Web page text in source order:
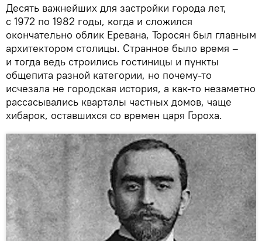
Десять важнейших для застройки города лет,
с 1972 по 1982 годы, когда и сложился
окончательно облик Еревана, Торосян был главным
архитектором столицы. Странное было время –
и тогда ведь строились гостиницы и пункты
общепита разной категории, но почему-то
исчезала не городская история, а как-то незаметно
рассасывались кварталы частных домов, чаще
хибарок, оставшихся со времен царя Гороха.